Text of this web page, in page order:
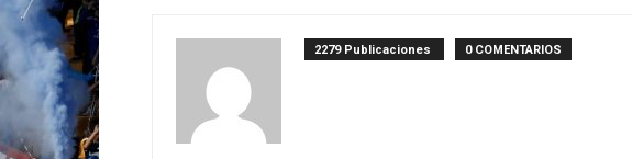
2279 Publicaciones 0 COMENTARIOS